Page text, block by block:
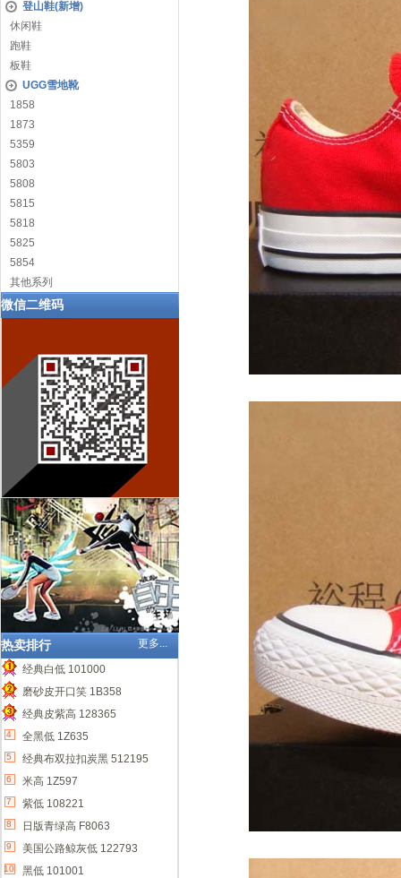
登山鞋(新增)
休闲鞋
跑鞋
板鞋
UGG雪地靴
1858
1873
5359
5803
5808
5815
5818
5825
5854
其他系列
微信二维码
热卖排行
1
经典白低 101000
2
磨砂皮开口笑 1B358
经典皮紫高 128365
4 全黑低 1Z635
5 经典布双拉扣炭黑 512195
6 米高 1Z597
7 紫低 108221
8 日版青绿高 F8063
9 美国公路鲸灰低 122793
10 黑低 101001
更多...